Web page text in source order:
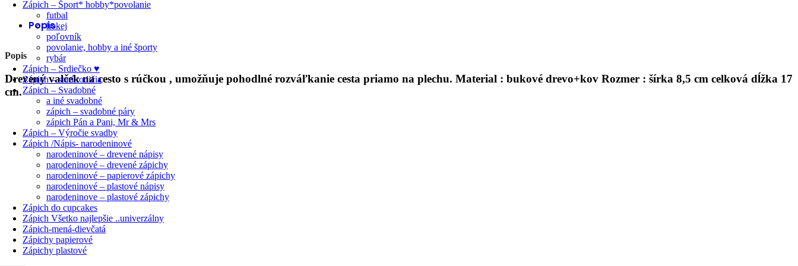
Zápich – Šport* hobby*povolanie
futbal
hokej
poľovník
povolanie, hobby a iné športy
rybár
Zápich – Srdiečko ♥
Zápich – starí rodičia
Zápich – Svadobné
a iné svadobné
zápich – svadobné páry
zápich Pán a Pani, Mr & Mrs
Zápich – Výročie svadby
Zápich /Nápis- narodeninové
narodeninové – drevené nápisy
narodeninové – drevené zápichy
narodeninové – papierové zápichy
narodeninové – plastové nápisy
narodeninove – plastové zápichy
Zápich do cupcakes
Zápich Všetko najlepšie ..univerzálny
Zápich-mená-dievčatá
Zápichy papierové
Zápichy plastové
Popis
Popis
Drevený valček na cesto s rúčkou , umožňuje pohodlné rozváľkanie cesta priamo na plechu. Material : bukové drevo+kov Rozmer : šírka 8,5 cm celková dĺžka 17
cm.